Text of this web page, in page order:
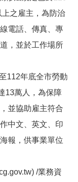
之雇主，為防治
電話、傳真、專
，並於工作場所
112年底全市勞動
13萬人，為保障
並協助雇主符合
中文、英文、印
報，供事業單位
) /業務資